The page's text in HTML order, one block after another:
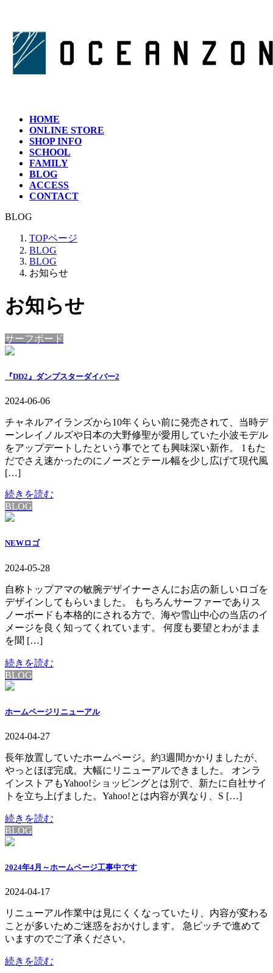
テ
ン
へ
ゲ
ー
ョ
HOME
ONLINE STORE
SHOP INFO
SCHOOL
FAMILY
BLOG
ACCESS
CONTACT
BLOG
TOPページ
BLOG
BLOG
お知らせ
お知らせ
サーフボード
『DD2』ダンプスターダイバー2
2024-06-06
チャネルアイランズから10年くらい前に発売されて、当時デ
ーンレイノルズや日本の大野修聖が愛用していた小波モデル
をアップデートしたという事でとても興味深い新作。 1もた
だでさえ速かったのにノーズとテール幅を少し広げて現代風
[…]
続きを読む
BLOG
NEWロゴ
2024-05-28
自称トップアマの敏腕デザイナーさんにお店の新しいロゴを
デザインしてもらいました。 もちろんサーファーでありス
ノーボードも本格的にされる方で、海や雪山中心の当店のイ
メージを良く知ってくれています。 何度も要望とわがまま
を聞 […]
続きを読む
BLOG
ホームページリニューアル
2024-04-27
長年放置していたホームページ。約3週間かかりましたが、
やっとほぼ完成。大幅にリニューアルできました。 オンラ
インストアもYahoo!ショッピングとは別で、新たに自社サイ
トを立ち上げました。Yahoo!とは内容が異なり、S […]
続きを読む
BLOG
2024年4月～ホームページ工事中です
2024-04-17
リニューアル作業中は見にくくなっていたり、内容が変わる
ことが多いためご迷惑をおかけします。 急ピッチで進めて
いますのでご了承ください。
続きを読む